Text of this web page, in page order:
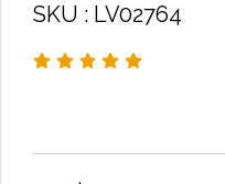
SKU : LV02764